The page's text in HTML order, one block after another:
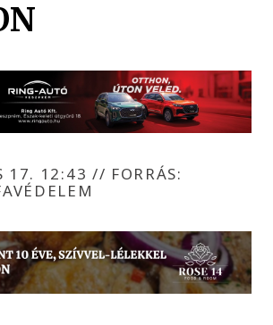
17. 12:43 // FORRÁS: